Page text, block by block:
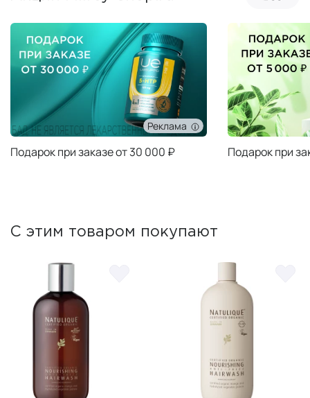
Реклама
Подарок при заказе от 30 000 ₽ Подарок при
С этим товаром покупают